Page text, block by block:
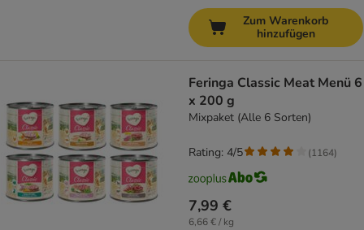
Zum Warenkorb
hinzufügen
Feringa Classic Meat Menü 6
x 200 g
Mixpaket (Alle 6 Sorten)
7,99 €
6,66 € / kg
Rating: 4/5 (1164)